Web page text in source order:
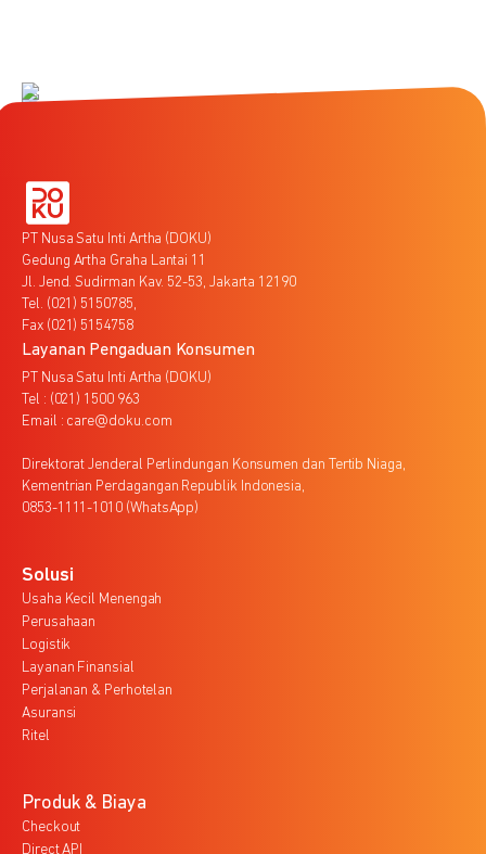
PT Nusa Satu Inti Artha (DOKU)
Gedung Artha Graha Lantai 11
Jl. Jend. Sudirman Kav. 52-53, Jakarta 12190
Tel. (021) 5150785,
Fax (021) 5154758
Layanan Pengaduan Konsumen
PT Nusa Satu Inti Artha (DOKU)
Tel : (021) 1500 963
Email : care@doku.com
Direktorat Jenderal Perlindungan Konsumen dan Tertib Niaga,
Kementrian Perdagangan Republik Indonesia,
0853-1111-1010 (WhatsApp)
Solusi
Usaha Kecil Menengah
Perusahaan
Logistik
Layanan Finansial
Perjalanan & Perhotelan
Asuransi
Ritel
Produk & Biaya
Checkout
Direct API